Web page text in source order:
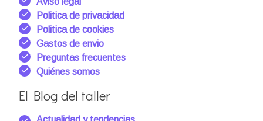
Politica de privacidad
Politica de cookies
Gastos de envio
Preguntas frecuentes
Quiénes somos
El Blog del taller